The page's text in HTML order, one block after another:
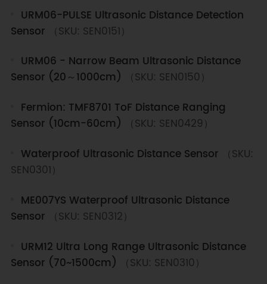
URM06-PULSE Ultrasonic Distance Detection
Sensor
（SKU: SEN0151）
URM06 - Narrow Beam Ultrasonic Distance
Sensor (20～1000cm)
（SKU: SEN0150）
Fermion: TMF8701 ToF Distance Ranging
Sensor (10cm-60cm)
（SKU: SEN0429）
Waterproof Ultrasonic Distance Sensor
（SKU:
SEN0301）
ME007YS Waterproof Ultrasonic Distance
Sensor
（SKU: SEN0312）
URM12 Ultra Long Range Ultrasonic Distance
Sensor (70~1500cm)
（SKU: SEN0310）